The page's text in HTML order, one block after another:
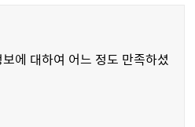
에 대하여 어느 정도 만족하셨